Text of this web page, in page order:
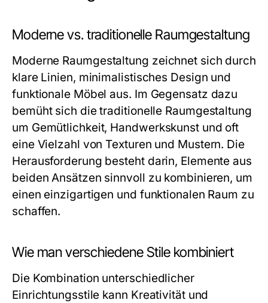
Moderne vs. traditionelle Raumgestaltung
Moderne Raumgestaltung zeichnet sich durch
klare Linien, minimalistisches Design und
funktionale Möbel aus. Im Gegensatz dazu
bemüht sich die traditionelle Raumgestaltung
um Gemütlichkeit, Handwerkskunst und oft
eine Vielzahl von Texturen und Mustern. Die
Herausforderung besteht darin, Elemente aus
beiden Ansätzen sinnvoll zu kombinieren, um
einen einzigartigen und funktionalen Raum zu
schaffen.
Wie man verschiedene Stile kombiniert
Die Kombination unterschiedlicher
Einrichtungsstile kann Kreativität und